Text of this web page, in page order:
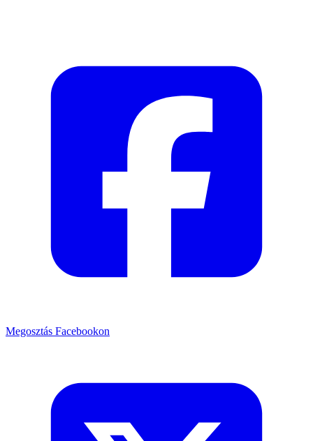
Megosztás Facebookon